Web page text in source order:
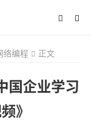
络编程 正文
国企业学习
》